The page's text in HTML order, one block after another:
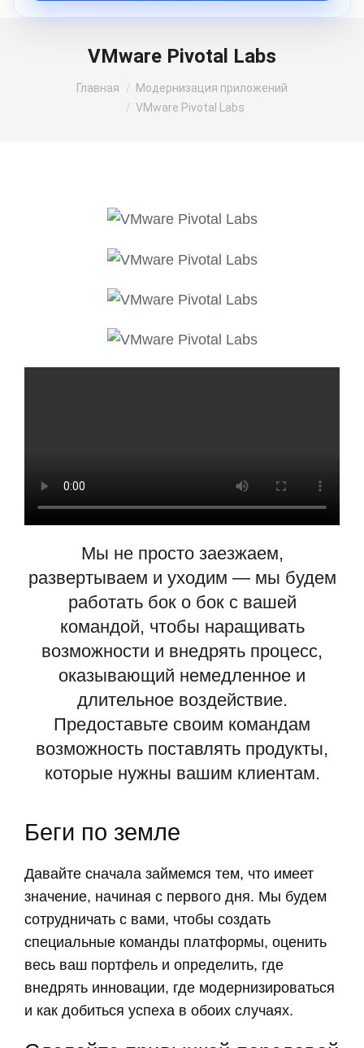
VMware Pivotal Labs
Вы здесь:Главная
Модернизация приложений
VMware Pivotal Labs
Мы не просто заезжаем,
развертываем и уходим — мы будем
работать бок о бок с вашей
командой, чтобы наращивать
возможности и внедрять процесс,
оказывающий немедленное и
длительное воздействие.
Предоставьте своим командам
возможность поставлять продукты,
которые нужны вашим клиентам.
Беги по земле
Давайте сначала займемся тем, что имеет
значение, начиная с первого дня. Мы будем
сотрудничать с вами, чтобы создать
специальные команды платформы, оценить
весь ваш портфель и определить, где
внедрять инновации, где модернизироваться
и как добиться успеха в обоих случаях.